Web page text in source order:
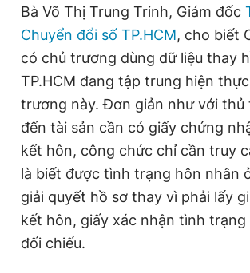
Bà Võ Thị Trung Trinh, Giám đốc
Chuyển đổi số TP.HCM, cho biết
có chủ trương dùng dữ liệu thay
TP.HCM đang tập trung hiện
trương này. Đơn giản như với thủ
đến tài sản cần có giấy chứng
kết hôn, công chức chỉ cần truy
là biết được tình trạng hôn nhân
giải quyết hồ sơ thay vì phải lấy
kết hôn, giấy xác nhận tình trạng
đối chiếu.